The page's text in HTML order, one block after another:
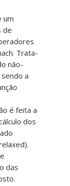
um
de
Trata-
não-
a
é feita a
dos
das